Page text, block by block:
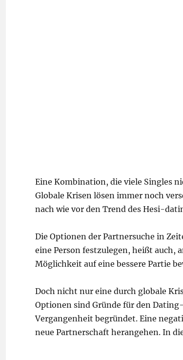
Eine Kombination, die viele Singles
Globale Krisen lösen immer noch
nach wie vor den Trend des Hesi-
Die Optionen der Partnersuche in
eine Person festzulegen, heißt auch,
Möglichkeit auf eine bessere Partie
Doch nicht nur eine durch globale
Optionen sind Gründe für den
Vergangenheit begründet. Eine
neue Partnerschaft herangehen. In